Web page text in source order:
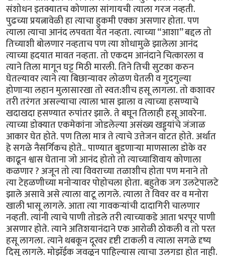
संशोधन इतक्यातच कोणाला सांगायची त्याला गरज नव्हती.
पुढच्या प्रयत्नावेळी हा त्याचा हुकमी एक्का असणार होता. पण
त्याला त्याचा आनंद लपवता येत नव्हता. त्याच्या “आशा” बद्दल तो
तिच्याशी बोलणार नव्हताच पण त्या शोधामुळे झालेला आनंद
त्याच्या ह्रदयात मावत नव्हता. तो एकदम आनंदाने चित्कारला व
त्याने तिला मागून घट्ट मिठी मारली. तिने तिची सुटका करुन
घेतल्यावर त्याने त्या बिछान्यावर लोळण घेतली व गुदगुल्या
होणार्‍या लहान मुलासारखा तो स्वत:शीच हसू लागला. तो कशावर
तरी तरंगत असल्याचा त्याला भास झाला व त्याच्या हसण्याचे
खदाखदा हसण्यात रुपांतर झाले. ते बघून तिलाही हसू आवरेना.
त्याच्या डोक्यात एकमेकांना जोडलेल्या असंख्य खड्ड्यांचे जंजाळ
आकार घेत होते. पण तिला मात्र ते त्याचे उत्तेजन वाटत होते. अर्थात
हे सगळे नैसर्गिकच होते.. पाण्यात बुडणार्‍या माणसाला डोके वर
काढून श्वास घेताना जो आनंद होतो तो त्याच्याशिवाय कोणाला
कळणार ? अजून तो त्या विवराच्या तळाशीच होता पण मनाने तो
त्या टेहळणीच्या मनोर्‍यावर पोहोचला होता. बहुतेक जग उलटेपालटे
झाले असावे असे त्याला वाटू लागले. त्याला ते विवर वर व मनोरा
खाली भासू लागले. आता त्या गावकर्‍यांची दादागिरी चालणार
नव्हती. त्यांनी त्याचे पाणी तोडले तरी त्याच्याकडे आता भरपूर पाणी
असणार होते. त्याने अतिशयानंदाने एक आरोळी ठोकली व तो परत
हसू लागला. त्याने थबकून दूरवर दृष्टी टाकली व त्याला सगळे दृष्य
दिसू लागले. मोझॅईक जवळून पाहिल्यास त्याचा उलगडा होत नाही.